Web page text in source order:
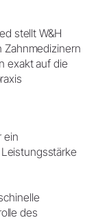
stellt W&H
Zahnmedizinern
exakt auf die
ein
des